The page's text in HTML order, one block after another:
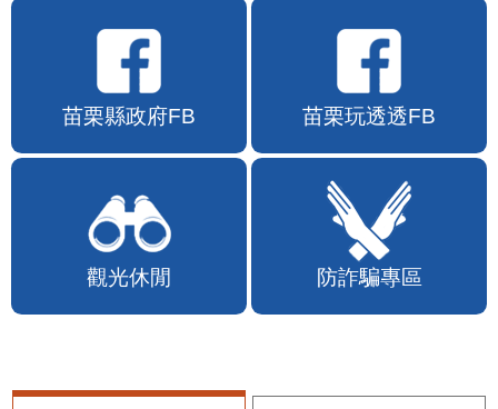
苗栗縣政府FB 苗栗玩透透FB
觀光休閒 防詐騙專區